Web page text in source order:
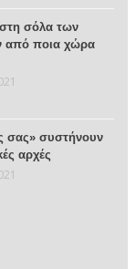
σόλα των
από ποια χώρα
σας» συστήνουν
αρχές